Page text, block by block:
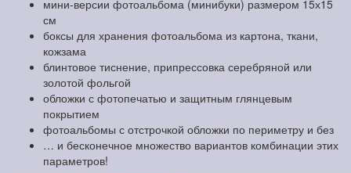
мини-версии фотоальбома (минибуки) размером 15х15
см
боксы для хранения фотоальбома из картона, ткани,
кожзама
блинтовое тиснение, припрессовка серебряной или
золотой фольгой
обложки с фотопечатью и защитным глянцевым
покрытием
фотоальбомы с отстрочкой обложки по периметру и без
… и бесконечное множество вариантов комбинации этих
параметров!